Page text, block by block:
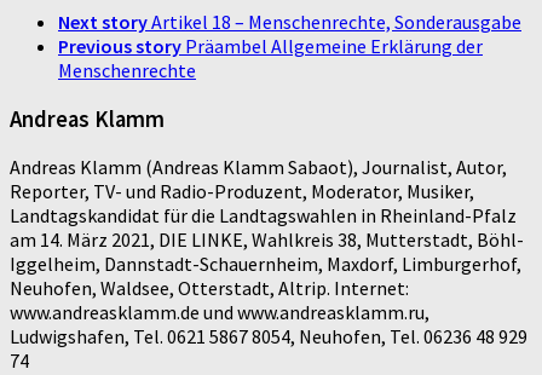
Next storyArtikel 18 – Menschenrechte, Sonderausgabe
Previous story Präambel Allgemeine Erklärung der
Menschenrechte
Andreas Klamm
Andreas Klamm (Andreas Klamm Sabaot), Journalist, Autor,
Reporter, TV- und Radio-Produzent, Moderator, Musiker,
Landtagskandidat für die Landtagswahlen in Rheinland-Pfalz
am 14. März 2021, DIE LINKE, Wahlkreis 38, Mutterstadt, Böhl-
Iggelheim, Dannstadt-Schauernheim, Maxdorf, Limburgerhof,
Neuhofen, Waldsee, Otterstadt, Altrip. Internet:
www.andreasklamm.de und www.andreasklamm.ru,
Ludwigshafen, Tel. 0621 5867 8054, Neuhofen, Tel. 06236 48 929
74